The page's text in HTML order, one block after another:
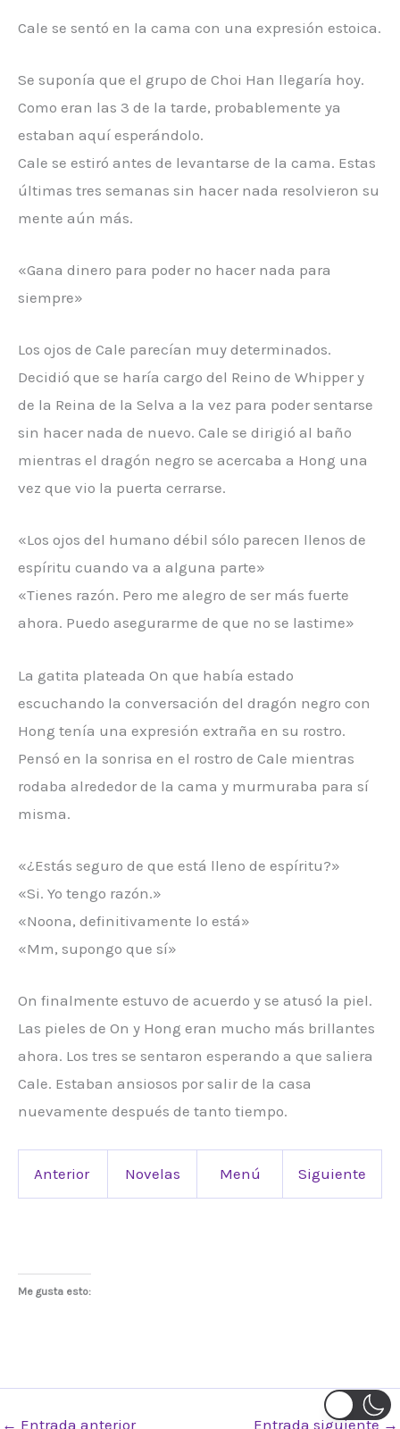
Cale se sentó en la cama con una expresión estoica.
Se suponía que el grupo de Choi Han llegaría hoy.
Como eran las 3 de la tarde, probablemente ya
estaban aquí esperándolo.
Cale se estiró antes de levantarse de la cama. Estas
últimas tres semanas sin hacer nada resolvieron su
mente aún más.
«Gana dinero para poder no hacer nada para
siempre»
Los ojos de Cale parecían muy determinados.
Decidió que se haría cargo del Reino de Whipper y
de la Reina de la Selva a la vez para poder sentarse
sin hacer nada de nuevo. Cale se dirigió al baño
mientras el dragón negro se acercaba a Hong una
vez que vio la puerta cerrarse.
«Los ojos del humano débil sólo parecen llenos de
espíritu cuando va a alguna parte»
«Tienes razón. Pero me alegro de ser más fuerte
ahora. Puedo asegurarme de que no se lastime»
La gatita plateada On que había estado
escuchando la conversación del dragón negro con
Hong tenía una expresión extraña en su rostro.
Pensó en la sonrisa en el rostro de Cale mientras
rodaba alrededor de la cama y murmuraba para sí
misma.
«¿Estás seguro de que está lleno de espíritu?»
«Si. Yo tengo razón.»
«Noona, definitivamente lo está»
«Mm, supongo que sí»
On finalmente estuvo de acuerdo y se atusó la piel.
Las pieles de On y Hong eran mucho más brillantes
ahora. Los tres se sentaron esperando a que saliera
Cale. Estaban ansiosos por salir de la casa
nuevamente después de tanto tiempo.
Anterior Novelas Menú Siguiente
Me gusta esto:
← Entrada anterior Entrada siguiente→